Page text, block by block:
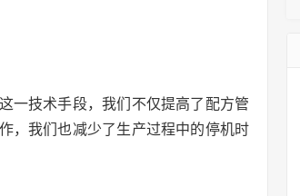
一技术手段，我们不仅提高了配方管
，我们也减少了生产过程中的停机时